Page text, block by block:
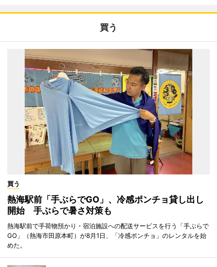
買う
買う
熱海駅前「手ぶらでGO」、冷感ポンチョ貸し出し
開始 手ぶらで暑さ対策も
熱海駅前で手荷物預かり・宿泊施設への配送サービスを行う「手ぶらで
GO」（熱海市田原本町）が8月1日、「冷感ポンチョ」のレンタルを始
めた。